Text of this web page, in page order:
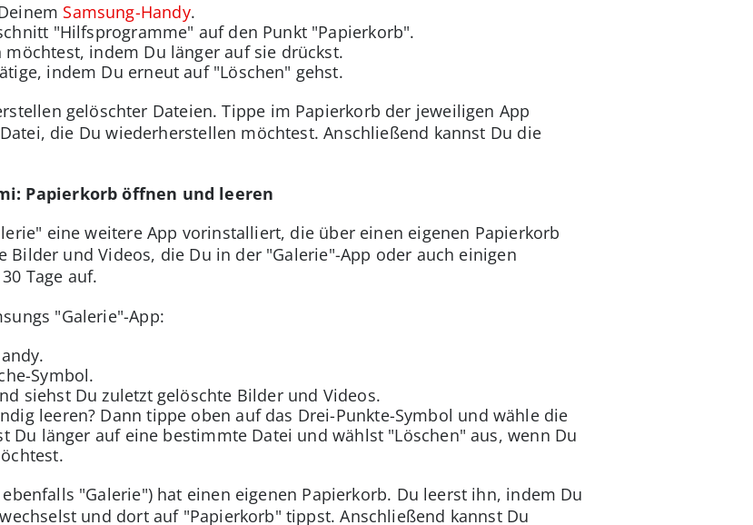
Samsung-Handy.
"Hilfsprogramme" auf den Punkt "Papierkorb".
indem Du länger auf sie drückst.
indem Du erneut auf "Löschen" gehst.
gelöschter Dateien. Tippe im Papierkorb der jeweiligen App
die Du wiederherstellen möchtest. Anschließend kannst Du die
Papierkorb öffnen und leeren
eine weitere App vorinstalliert, die über einen eigenen Papierkorb
Bilder und Videos, die Du in der "Galerie"-App oder auch einigen
Tage auf.
"Galerie"-App:
Symbol.
siehst Du zuletzt gelöschte Bilder und Videos.
leeren? Dann tippe oben auf das Drei-Punkte-Symbol und wähle die
Du länger auf eine bestimmte Datei und wählst "Löschen" aus, wenn Du
"Galerie") hat einen eigenen Papierkorb. Du leerst ihn, indem Du
und dort auf "Papierkorb" tippst. Anschließend kannst Du